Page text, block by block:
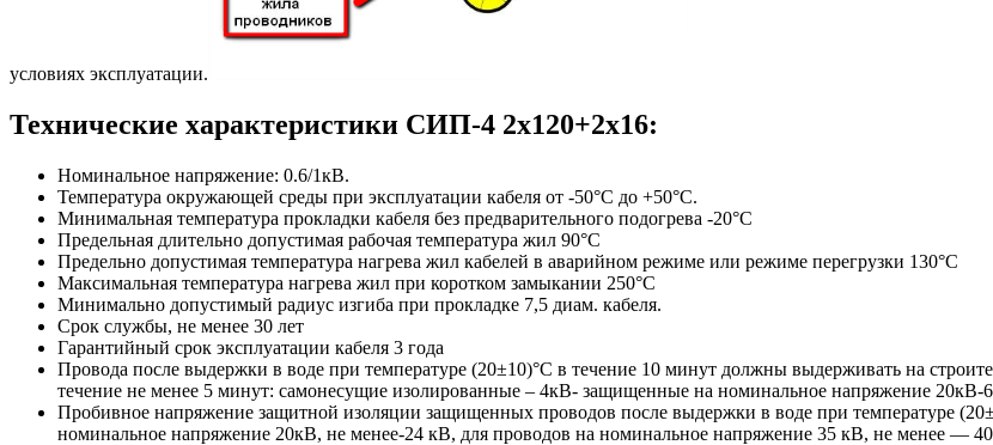
условиях эксплуатации.
Технические характеристики СИП-4 2х120+2х16:
Номинальное напряжение: 0.6/1кВ.
Температура окружающей среды при эксплуатации кабеля от -50°С до +50°С.
Минимальная температура прокладки кабеля без предварительного подогрева -20°С
Предельная длительно допустимая рабочая температура жил 90°С
Предельно допустимая температура нагрева жил кабелей в аварийном режиме или режиме перегрузки 130°С
Максимальная температура нагрева жил при коротком замыкании 250°С
Минимально допустимый радиус изгиба при прокладке 7,5 диам. кабеля.
Срок службы, не менее 30 лет
Гарантийный срок эксплуатации кабеля 3 года
Провода после выдержки в воде при температуре (20±10)°C в течение 10 минут должны выдерживать на
течение не менее 5 минут: самонесущие изолированные – 4кВ- защищенные на номинальное напряжение
Пробивное напряжение защитной изоляции защищенных проводов после выдержки в воде при температуре
номинальное напряжение 20кВ, не менее-24 кВ, для проводов на номинальное напряжение 35 кВ, не менее —